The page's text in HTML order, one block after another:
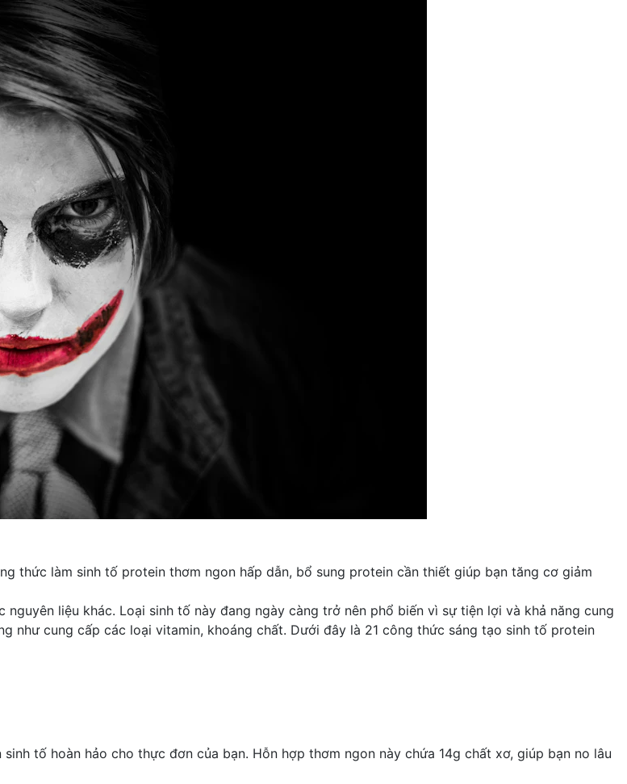
thức làm sinh tố protein thơm ngon hấp dẫn, bổ sung protein cần thiết giúp bạn tăng cơ giảm
liệu khác. Loại sinh tố này đang ngày càng trở nên phổ biến vì sự tiện lợi và khả năng cung
như cung cấp các loại vitamin, khoáng chất. Dưới đây là 21 công thức sáng tạo sinh tố protein
tố hoàn hảo cho thực đơn của bạn. Hỗn hợp thơm ngon này chứa 14g chất xơ, giúp bạn no lâu